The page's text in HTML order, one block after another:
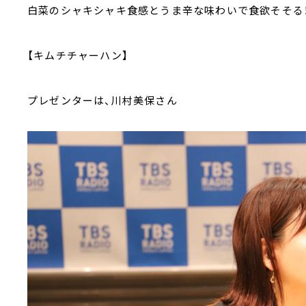
白菜のシャキシャキ食感とうま辛な味わいで食欲そそる
【キムチチャーハン】
プレゼンターは、川村美保さん